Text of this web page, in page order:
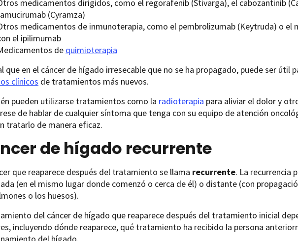
medicamentos dirigidos, como el regorafenib (Stivarga), el cabozantinib
(Cyramza)
medicamentos de inmunoterapia, como el pembrolizumab (Keytruda) o el
el ipilimumab
de quimioterapia
que en el cáncer de hígado irresecable que no se ha propagado, puede ser útil
clínicos de tratamientos más nuevos.
pueden utilizarse tratamientos como la radioterapia para aliviar el dolor y
de hablar de cualquier síntoma que tenga con su equipo de atención
tratarlo de manera eficaz.
de hígado recurrente
que reaparece después del tratamiento se llama recurrente. La recurrencia
(en el mismo lugar donde comenzó o cerca de él) o distante (con
o los huesos).
del cáncer de hígado que reaparece después del tratamiento inicial
incluyendo dónde reaparece, qué tratamiento ha recibido la persona